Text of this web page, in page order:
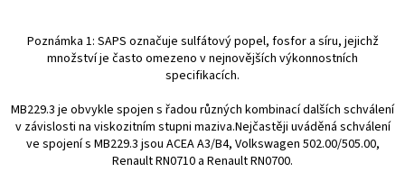
Poznámka 1: SAPS označuje sulfátový popel, fosfor a síru, jejichž
množství je často omezeno v nejnovějších výkonnostních
specifikacích.
MB229.3 je obvykle spojen s řadou různých kombinací dalších schválení
v závislosti na viskozitním stupni maziva.Nejčastěji uváděná schválení
ve spojení s MB229.3 jsou ACEA A3/B4, Volkswagen 502.00/505.00,
Renault RN0710 a Renault RN0700.